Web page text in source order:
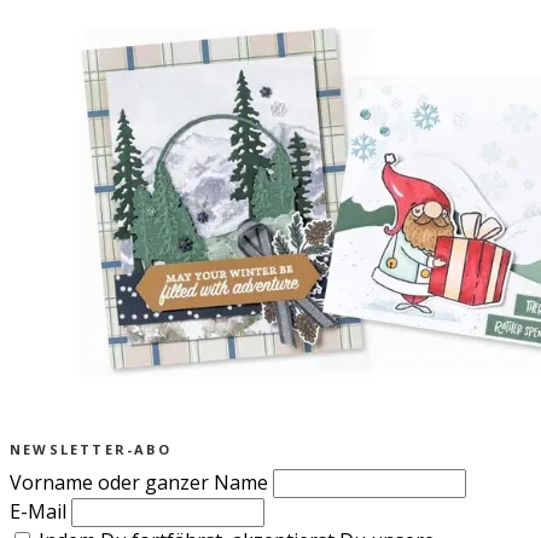
NEWSLETTER-ABO
Vorname oder ganzer Name
E-Mail